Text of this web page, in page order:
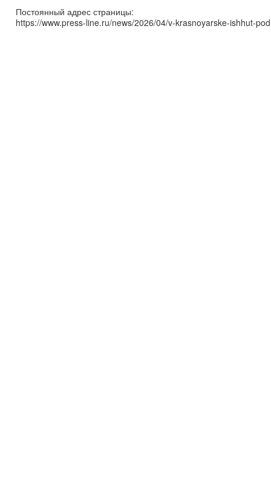
Постоянный адрес страницы:
https://www.press-line.ru/news/2026/04/v-krasnoyarske-ishhut-